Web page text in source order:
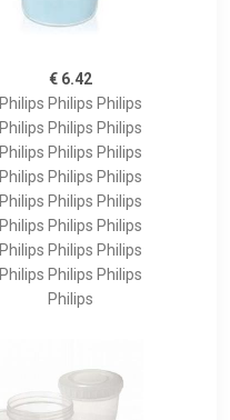
€ 6.42
Philips Philips Philips
Philips Philips Philips
Philips Philips Philips
Philips Philips Philips
Philips Philips Philips
Philips Philips Philips
Philips Philips Philips
Philips Philips Philips
Philips